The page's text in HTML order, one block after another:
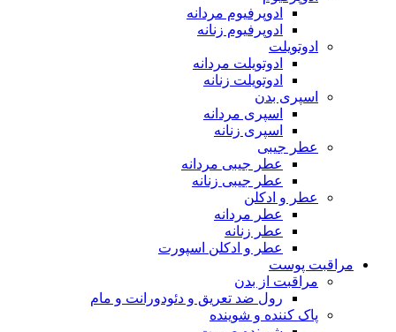
ادوپرفیوم مردانه
ادوپرفیوم زنانه
ادوتویلت
ادوتویلت مردانه
ادوتویلت زنانه
اسپری بدن
اسپری مردانه
اسپری زنانه
عطر جیبی
عطر جیبی مردانه
عطر جیبی زنانه
عطر و ادکلن
عطر مردانه
عطر زنانه
عطر و ادکلن اسپورت
مراقبت پوست
مراقبت از بدن
رول ضد تعریق و دئودورانت و مام
پاک کننده و شوینده